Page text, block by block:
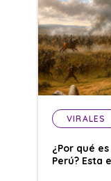
VIRALES
¿Por qué
Perú? Esta